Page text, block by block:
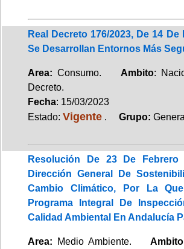
Real Decreto 176/2023, De 14 De
Se Desarrollan Entornos Más
Area: Consumo. Ambito:
Decreto.
Fecha: 15/03/2023
Estado: Vigente . Grupo: General
Resolución De 23 De
Dirección General De
Cambio Climático, Por La
Programa Integral De
Calidad Ambiental En Andalucía
Area: Medio Ambiente. Ambito